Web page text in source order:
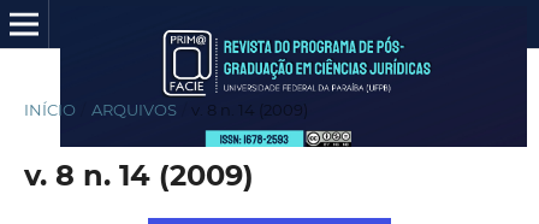
INÍCIO ARQUIVOS v. 8 n. 14 (2009)
v. 8 n. 14 (2009)